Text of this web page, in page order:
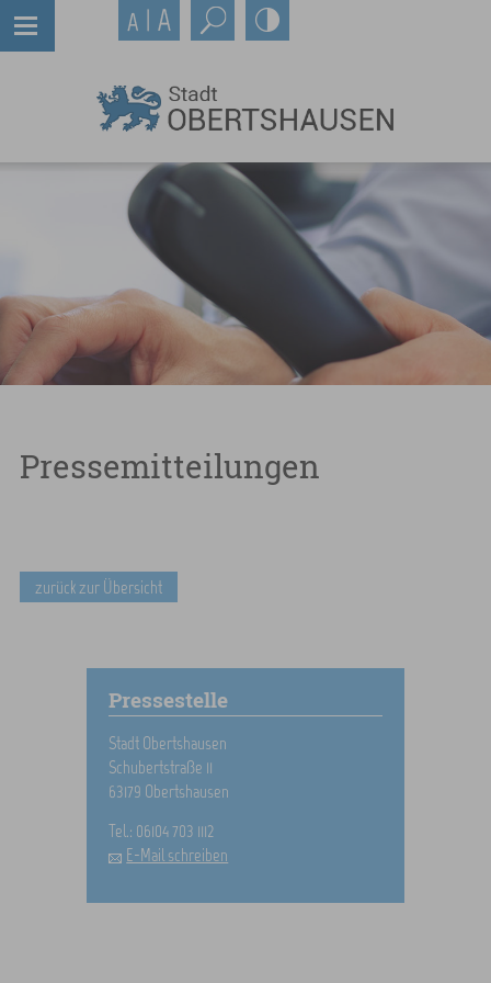
Pressemitteilungen
zurück zur Übersicht
Pressestelle
Stadt Obertshausen
Schubertstraße 11
63179 Obertshausen
Tel.: 06104 703 1112
E-Mail schreiben